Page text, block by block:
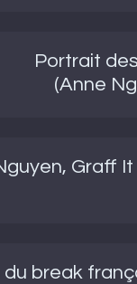
Portrait
(Anne
Graff It
break